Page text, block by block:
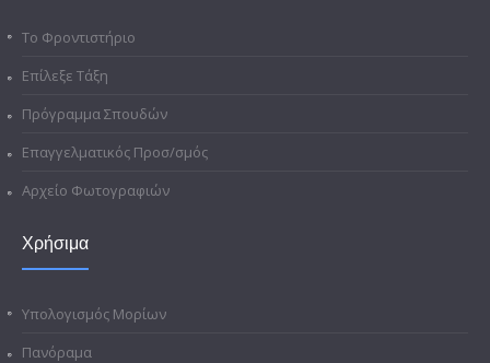
Το Φροντιστήριο
Επίλεξε Τάξη
Πρόγραμμα Σπουδών
Επαγγελματικός Προσ/σμός
Αρχείο Φωτογραφιών
Χρήσιμα
Υπολογισμός Μορίων
Πανόραμα